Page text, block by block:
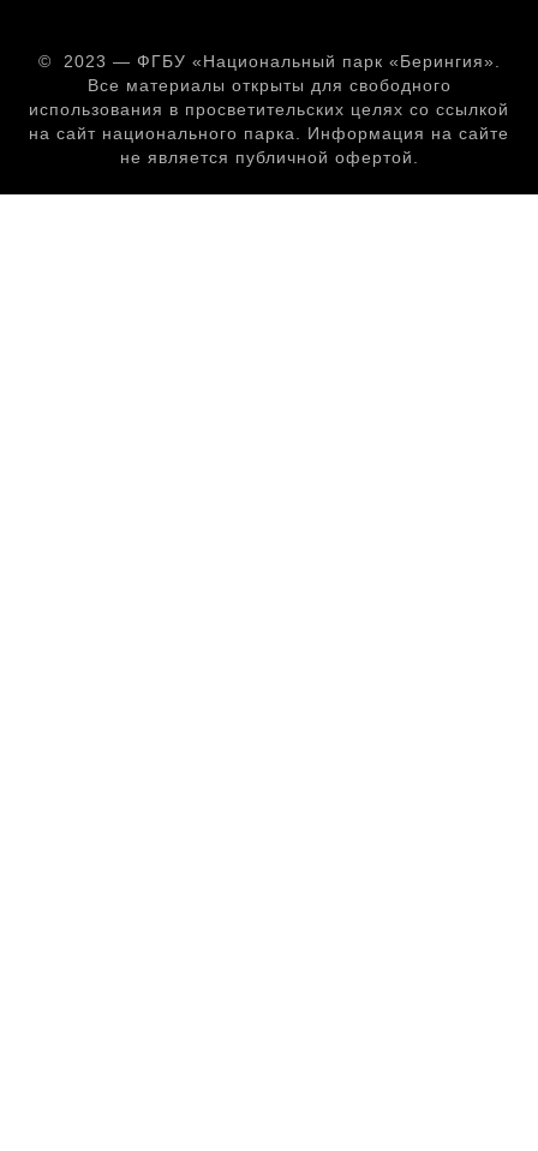
© 2023 — ФГБУ «Национальный парк «Берингия».
Все материалы открыты для свободного
использования в просветительских целях со ссылкой
на сайт национального парка. Информация на сайте
не является публичной офертой.